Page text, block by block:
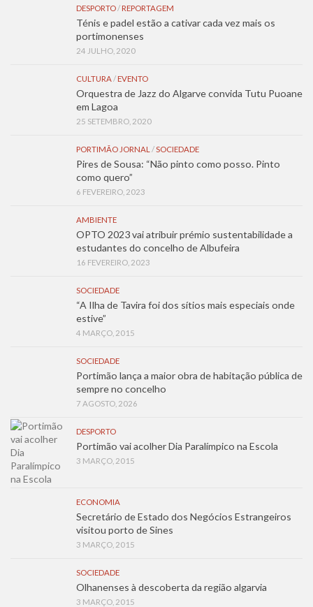
DESPORTO / REPORTAGEM
Ténis e padel estão a cativar cada vez mais os
portimonenses
24 JULHO, 2020
CULTURA / EVENTO
Orquestra de Jazz do Algarve convida Tutu Puoane
em Lagoa
25 SETEMBRO, 2020
PORTIMÃO JORNAL / SOCIEDADE
Pires de Sousa: “Não pinto como posso. Pinto
como quero”
6 FEVEREIRO, 2023
AMBIENTE
OPTO 2023 vai atribuir prémio sustentabilidade a
estudantes do concelho de Albufeira
16 FEVEREIRO, 2023
SOCIEDADE
“A Ilha de Tavira foi dos sítios mais especiais onde
estive”
4 MARÇO, 2015
SOCIEDADE
Portimão lança a maior obra de habitação pública de
sempre no concelho
7 AGOSTO, 2026
DESPORTO
Portimão vai acolher Dia Paralímpico na Escola
3 MARÇO, 2015
ECONOMIA
Secretário de Estado dos Negócios Estrangeiros
visitou porto de Sines
3 MARÇO, 2015
SOCIEDADE
Olhanenses à descoberta da região algarvia
3 MARÇO, 2015